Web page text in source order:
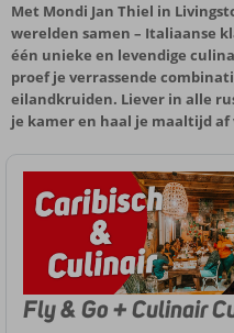
Met Mondi Jan Thiel in
werelden samen – Italiaanse
één unieke en levendige
proef je verrassende
eilandkruiden. Liever in alle
je kamer en haal je maaltijd
Fly & Go + Culinair